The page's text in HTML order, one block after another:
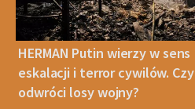
HERMAN Putin wierzy w sens
eskalacji i terror cywilów. Czy
odwróci losy wojny?